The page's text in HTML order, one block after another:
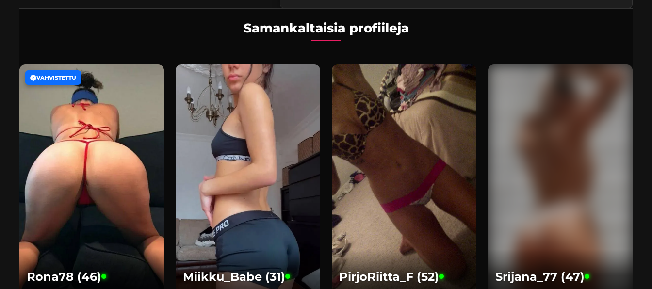
Samankaltaisia profiileja
VAHVISTETTU
Rona78 (46) Miikku_Babe (31) PirjoRiitta_F (52) Srijana_77 (47)